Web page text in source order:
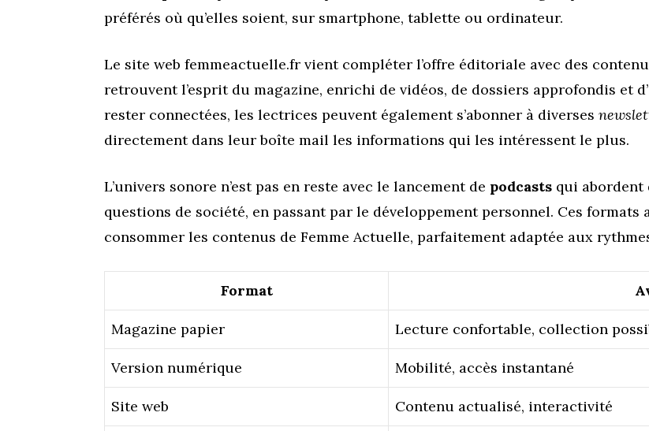
préférés où qu’elles soient, sur smartphone, tablette ou ordinateur.
Le site web femmeactuelle.fr vient compléter l’offre éditoriale avec des
retrouvent l’esprit du magazine, enrichi de vidéos, de dossiers approfondis et
rester connectées, les lectrices peuvent également s’abonner à diverses
directement dans leur boîte mail les informations qui les intéressent le plus.
L’univers sonore n’est pas en reste avec le lancement de podcasts qui abordent
questions de société, en passant par le développement personnel. Ces
consommer les contenus de Femme Actuelle, parfaitement adaptée aux
Format
Magazine papier Lecture confortable, collection
Version numérique Mobilité, accès instantané
Site web Contenu actualisé, interactivité